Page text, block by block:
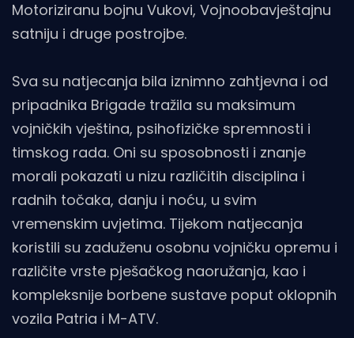
Motoriziranu bojnu Vukovi, Vojnoobavještajnu
satniju i druge postrojbe.
Sva su natjecanja bila iznimno zahtjevna i od
pripadnika Brigade tražila su maksimum
vojničkih vještina, psihofizičke spremnosti i
timskog rada. Oni su sposobnosti i znanje
morali pokazati u nizu različitih disciplina i
radnih točaka, danju i noću, u svim
vremenskim uvjetima. Tijekom natjecanja
koristili su zaduženu osobnu vojničku opremu i
različite vrste pješačkog naoružanja, kao i
kompleksnije borbene sustave poput oklopnih
vozila Patria i M-ATV.